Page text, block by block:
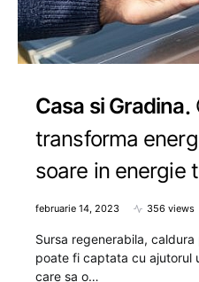
Casa si Gradina
transforma
soare in energie
februarie 14, 2023 356 views
Sursa regenerabila,
poate fi captata cu ajutorul
care sa o…